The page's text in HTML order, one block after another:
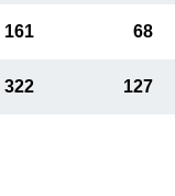
161 68
322 127